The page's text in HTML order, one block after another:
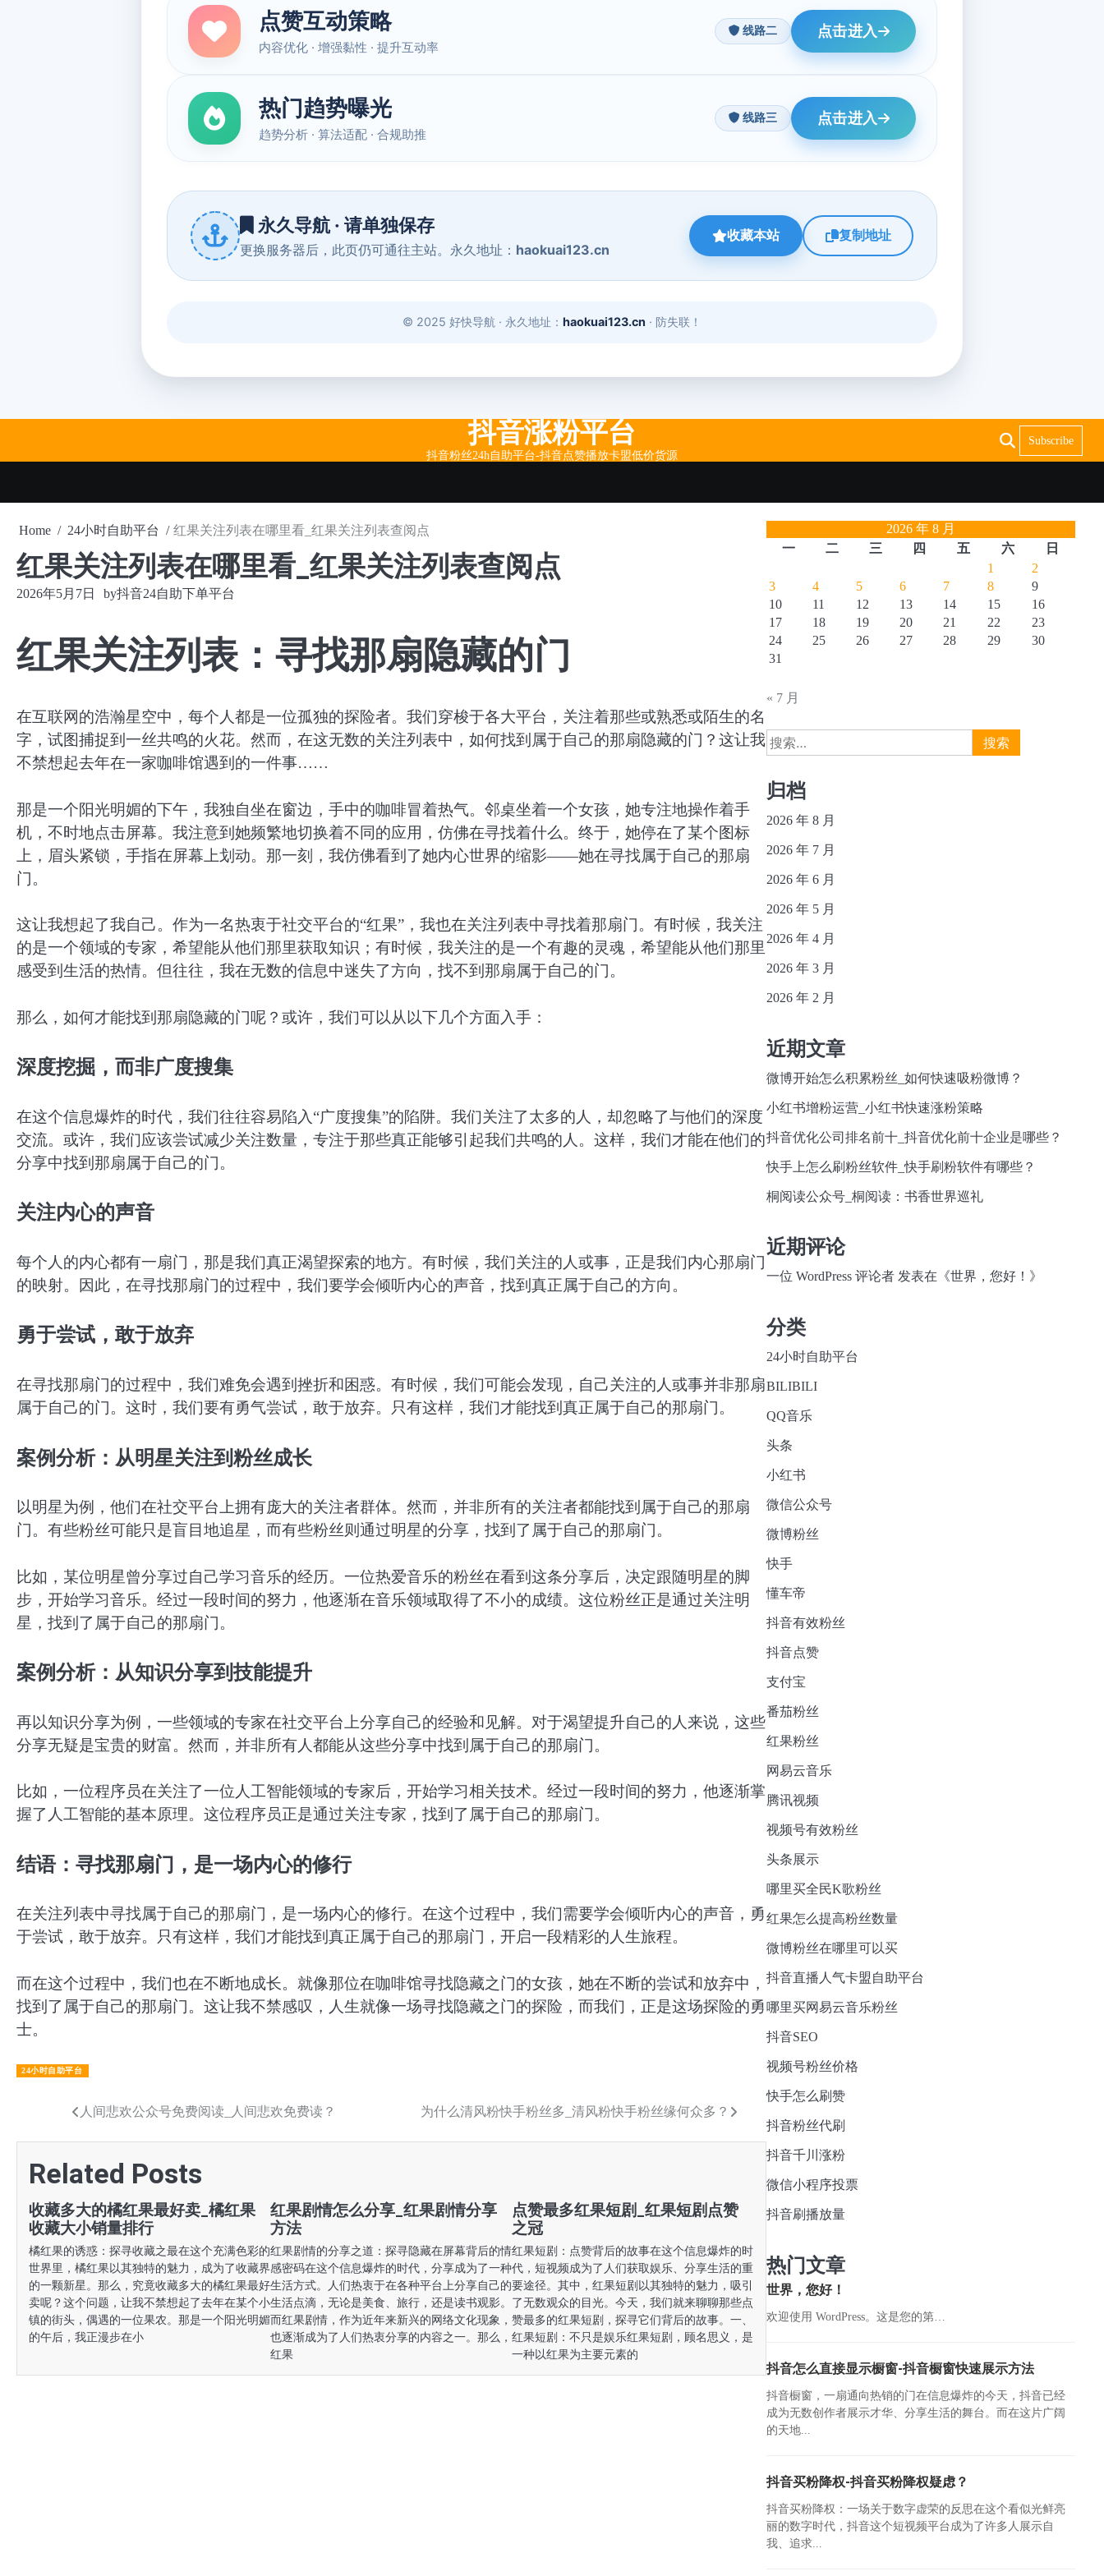
抖音涨粉平台
抖音粉丝24h自助平台-抖音点赞播放卡盟低价货源
Subscribe
Home 24小时自助平台 红果关注列表在哪里看_红果关注列表查阅点
红果关注列表在哪里看_红果关注列表查阅点
2026年5月7日 by抖音24自助下单平台
红果关注列表：寻找那扇隐藏的门
在互联网的浩瀚星空中，每个人都是一位孤独的探险者。我们穿梭于各大平台，关注着那些或熟悉或陌生的名
字，试图捕捉到一丝共鸣的火花。然而，在这无数的关注列表中，如何找到属于自己的那扇隐藏的门？这让我
不禁想起去年在一家咖啡馆遇到的一件事……
那是一个阳光明媚的下午，我独自坐在窗边，手中的咖啡冒着热气。邻桌坐着一个女孩，她专注地操作着手
机，不时地点击屏幕。我注意到她频繁地切换着不同的应用，仿佛在寻找着什么。终于，她停在了某个图标
上，眉头紧锁，手指在屏幕上划动。那一刻，我仿佛看到了她内心世界的缩影——她在寻找属于自己的那扇
门。
这让我想起了我自己。作为一名热衷于社交平台的“红果”，我也在关注列表中寻找着那扇门。有时候，我关注
的是一个领域的专家，希望能从他们那里获取知识；有时候，我关注的是一个有趣的灵魂，希望能从他们那里
感受到生活的热情。但往往，我在无数的信息中迷失了方向，找不到那扇属于自己的门。
那么，如何才能找到那扇隐藏的门呢？或许，我们可以从以下几个方面入手：
深度挖掘，而非广度搜集
在这个信息爆炸的时代，我们往往容易陷入“广度搜集”的陷阱。我们关注了太多的人，却忽略了与他们的深度
交流。或许，我们应该尝试减少关注数量，专注于那些真正能够引起我们共鸣的人。这样，我们才能在他们的
分享中找到那扇属于自己的门。
关注内心的声音
每个人的内心都有一扇门，那是我们真正渴望探索的地方。有时候，我们关注的人或事，正是我们内心那扇门
的映射。因此，在寻找那扇门的过程中，我们要学会倾听内心的声音，找到真正属于自己的方向。
勇于尝试，敢于放弃
在寻找那扇门的过程中，我们难免会遇到挫折和困惑。有时候，我们可能会发现，自己关注的人或事并非那扇
属于自己的门。这时，我们要有勇气尝试，敢于放弃。只有这样，我们才能找到真正属于自己的那扇门。
案例分析：从明星关注到粉丝成长
以明星为例，他们在社交平台上拥有庞大的关注者群体。然而，并非所有的关注者都能找到属于自己的那扇
门。有些粉丝可能只是盲目地追星，而有些粉丝则通过明星的分享，找到了属于自己的那扇门。
比如，某位明星曾分享过自己学习音乐的经历。一位热爱音乐的粉丝在看到这条分享后，决定跟随明星的脚
步，开始学习音乐。经过一段时间的努力，他逐渐在音乐领域取得了不小的成绩。这位粉丝正是通过关注明
星，找到了属于自己的那扇门。
案例分析：从知识分享到技能提升
再以知识分享为例，一些领域的专家在社交平台上分享自己的经验和见解。对于渴望提升自己的人来说，这些
分享无疑是宝贵的财富。然而，并非所有人都能从这些分享中找到属于自己的那扇门。
比如，一位程序员在关注了一位人工智能领域的专家后，开始学习相关技术。经过一段时间的努力，他逐渐掌
握了人工智能的基本原理。这位程序员正是通过关注专家，找到了属于自己的那扇门。
结语：寻找那扇门，是一场内心的修行
在关注列表中寻找属于自己的那扇门，是一场内心的修行。在这个过程中，我们需要学会倾听内心的声音，勇
于尝试，敢于放弃。只有这样，我们才能找到真正属于自己的那扇门，开启一段精彩的人生旅程。
而在这个过程中，我们也在不断地成长。就像那位在咖啡馆寻找隐藏之门的女孩，她在不断的尝试和放弃中，
找到了属于自己的那扇门。这让我不禁感叹，人生就像一场寻找隐藏之门的探险，而我们，正是这场探险的勇
士。
24小时自助平台
章
导
航
人间悲欢公众号免费阅读_人间悲欢免费读？ 为什么清风粉快手粉丝多_清风粉快手粉丝缘何众多？
Related Posts
收藏多大的橘红果最好卖_橘红果
收藏大小销量排行
橘红果的诱惑：探寻收藏之最在这个充满色彩的
世界里，橘红果以其独特的魅力，成为了收藏界
的一颗新星。那么，究竟收藏多大的橘红果最好
卖呢？这个问题，让我不禁想起了去年在某个小
镇的街头，偶遇的一位果农。那是一个阳光明媚
的午后，我正漫步在小
红果剧情怎么分享_红果剧情分享
方法
红果剧情的分享之道：探寻隐藏在屏幕背后的情
感密码在这个信息爆炸的时代，分享成为了一种
生活方式。人们热衷于在各种平台上分享自己的
生活点滴，无论是美食、旅行，还是读书观影。
而红果剧情，作为近年来新兴的网络文化现象，
也逐渐成为了人们热衷分享的内容之一。那么，
红果
点赞最多红果短剧_红果短剧点赞
之冠
红果短剧：点赞背后的故事在这个信息爆炸的时
代，短视频成为了人们获取娱乐、分享生活的重
要途径。其中，红果短剧以其独特的魅力，吸引
了无数观众的目光。今天，我们就来聊聊那些点
赞最多的红果短剧，探寻它们背后的故事。一、
红果短剧：不只是娱乐红果短剧，顾名思义，是
一种以红果为主要元素的
2026 年 8 月
一
二 三 四 五 六
日
1
2
3
4 5 6 7 8
9
10
11 12 13 14 15
16
17
18 19 20 21 22
23
24
25 26 27 28 29
30
31
« 7 月
搜
索：
归档
2026 年 8 月
2026 年 7 月
2026 年 6 月
2026 年 5 月
2026 年 4 月
2026 年 3 月
2026 年 2 月
近期文章
微博开始怎么积累粉丝_如何快速吸粉微博？
小红书增粉运营_小红书快速涨粉策略
抖音优化公司排名前十_抖音优化前十企业是哪些？
快手上怎么刷粉丝软件_快手刷粉软件有哪些？
桐阅读公众号_桐阅读：书香世界巡礼
近期评论
一位 WordPress 评论者发表在《世界，您好！ 》
分类
24小时自助平台
BILIBILI
QQ音乐
头条
小红书
微信公众号
微博粉丝
快手
懂车帝
抖音有效粉丝
抖音点赞
支付宝
番茄粉丝
红果粉丝
网易云音乐
腾讯视频
视频号有效粉丝
头条展示
哪里买全民K歌粉丝
红果怎么提高粉丝数量
微博粉丝在哪里可以买
抖音直播人气卡盟自助平台
哪里买网易云音乐粉丝
抖音SEO
视频号粉丝价格
快手怎么刷赞
抖音粉丝代刷
抖音千川涨粉
微信小程序投票
抖音刷播放量
热门文章
世界，您好！
欢迎使用 WordPress。这是您的第…
抖音怎么直接显示橱窗-抖音橱窗快速展示方法
抖音橱窗，一扇通向热销的门在信息爆炸的今天，抖音已经
成为无数创作者展示才华、分享生活的舞台。而在这片广阔
的天地...
抖音买粉降权-抖音买粉降权疑虑？
抖音买粉降权：一场关于数字虚荣的反思在这个看似光鲜亮
丽的数字时代，抖音这个短视频平台成为了许多人展示自
我、追求...